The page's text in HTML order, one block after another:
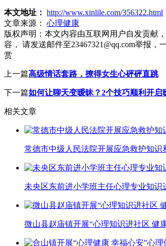
本文地址： http://www.xinlile.com/356322.html
文章来源：
心理健康
版权声明： 本文内容由互联网用户自发贡献
容， 请发送邮件至23467321@qq.com举报
赏
上一篇高级情话套路，撩得女生心砰砰直跳
下一篇如何让聊天变暧昧？2个技巧顺利开启
相关文章
常德市中级人民法院开展应急救护知识
未央区东前进小学班主任心理专业知识
微山县赵庙镇开展“心理知识进社区 健